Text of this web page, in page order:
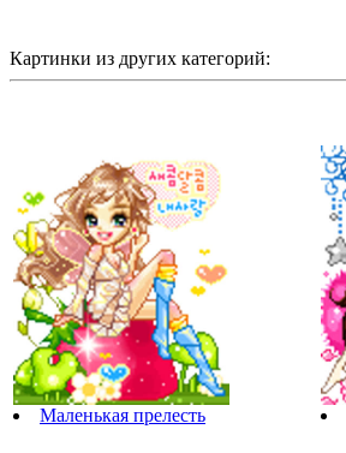
Картинки из других категорий:
Маленькая прелесть